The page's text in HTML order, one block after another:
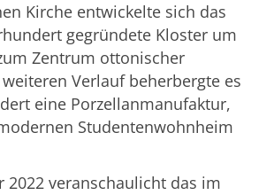
Kirche entwickelte sich das
gegründete Kloster um
Zentrum ottonischer
Verlauf beherbergte es
eine Porzellanmanufaktur,
Studentenwohnheim
2022 veranschaulicht das im